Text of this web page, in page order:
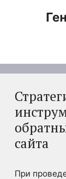
сайта
При